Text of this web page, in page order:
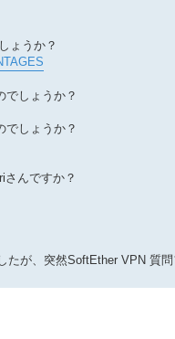
ょうか？
でしょうか？
でしょうか？
んですか？
が、突然SoftEther VPN 質